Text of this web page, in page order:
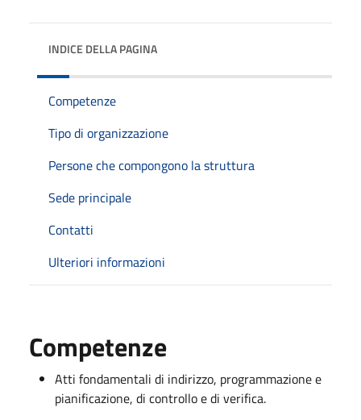
INDICE DELLA PAGINA
Competenze
Tipo di organizzazione
Persone che compongono la struttura
Sede principale
Contatti
Ulteriori informazioni
Competenze
Atti fondamentali di indirizzo, programmazione e
pianificazione, di controllo e di verifica.